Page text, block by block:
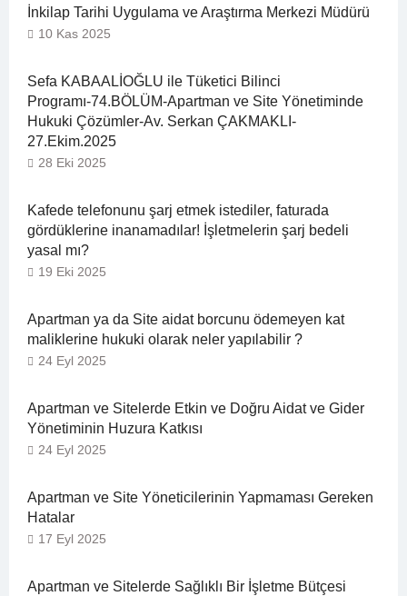
İnkilap Tarihi Uygulama ve Araştırma Merkezi Müdürü
10 Kas 2025
Sefa KABAALİOĞLU ile Tüketici Bilinci
Programı-74.BÖLÜM-Apartman ve Site Yönetiminde
Hukuki Çözümler-Av. Serkan ÇAKMAKLI-
27.Ekim.2025
28 Eki 2025
Kafede telefonunu şarj etmek istediler, faturada
gördüklerine inanamadılar! İşletmelerin şarj bedeli
yasal mı?
19 Eki 2025
Apartman ya da Site aidat borcunu ödemeyen kat
maliklerine hukuki olarak neler yapılabilir ?
24 Eyl 2025
Apartman ve Sitelerde Etkin ve Doğru Aidat ve Gider
Yönetiminin Huzura Katkısı
24 Eyl 2025
Apartman ve Site Yöneticilerinin Yapmaması Gereken
Hatalar
17 Eyl 2025
Apartman ve Sitelerde Sağlıklı Bir İşletme Bütçesi